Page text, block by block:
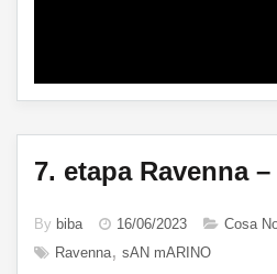
7. etapa Ravenna
By biba 16/06/2023 Cosa
Ravenna
sAN mARINO